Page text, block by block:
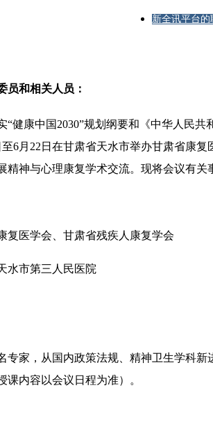
新全讯平台的
员和相关人员：
健康中国2030”规划纲要和《中华人民
至6月22日在甘肃省天水市举办甘肃省康
精神与心理康复学术交流。现将会议有关
复医学会、甘肃省残疾人康复学会
水市第三人民医院
专家，从国内政策法规、精神卫生学科
课内容以会议日程为准）。